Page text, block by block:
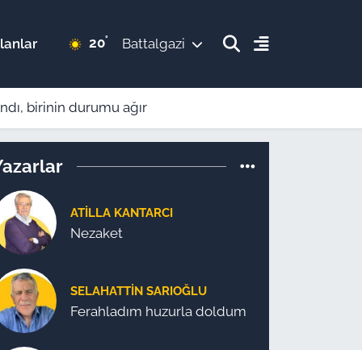
20° Battalgazi
birinin durumu ağır
ATILLA KANTARCI
Nezaket
SELAHATTIN SARIOĞLU
Ferahladım huzurla doldum